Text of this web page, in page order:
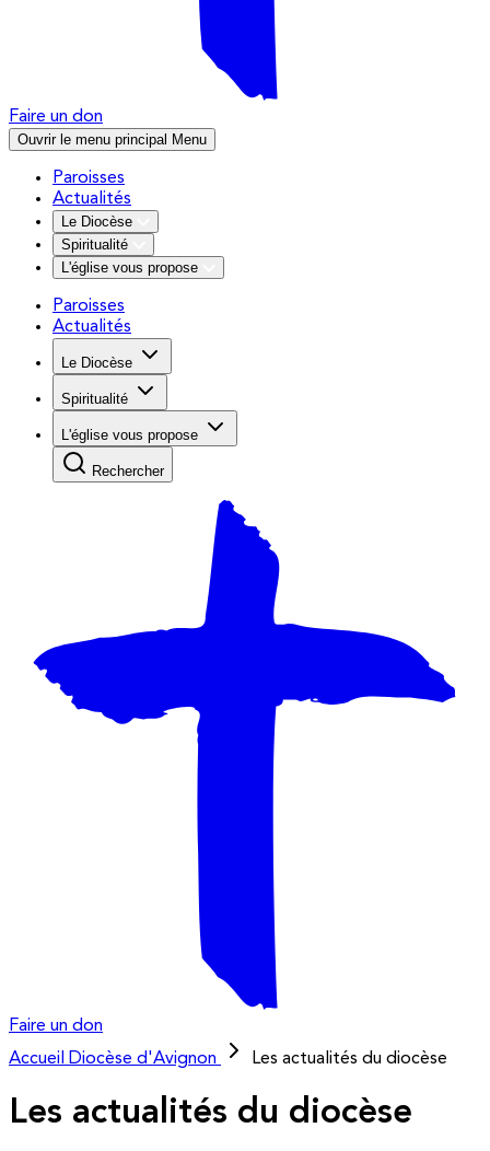
Faire un don
Ouvrir le menu principal Menu
Paroisses
Actualités
Le Diocèse
Spiritualité
L'église vous propose
Paroisses
Actualités
Le Diocèse
Spiritualité
L'église vous propose
Rechercher
Faire un don
Accueil
Diocèse d'Avignon Les actualités du diocèse
Les actualités du diocèse